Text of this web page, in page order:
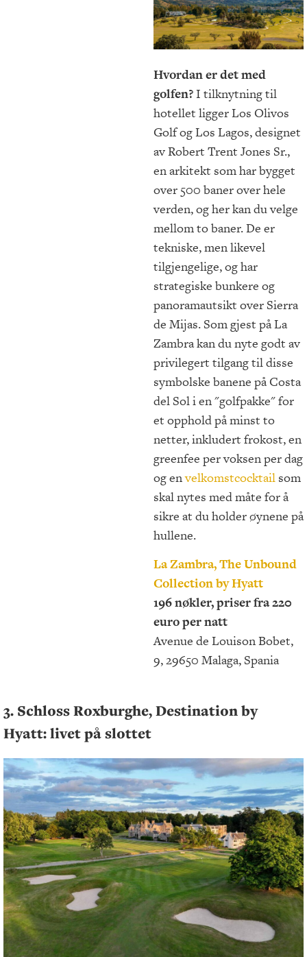
Hvordan er det med
golfen?I tilknytning til
hotellet ligger Los Olivos
Golf og Los Lagos, designet
av Robert Trent Jones Sr.,
en arkitekt som har bygget
over 500 baner over hele
verden, og her kan du velge
mellom to baner. De er
tekniske, men likevel
tilgjengelige, og har
strategiske bunkere og
panoramautsikt over Sierra
de Mijas. Som gjest på La
Zambra kan du nyte godt av
privilegert tilgang til disse
symbolske banene på Costa
del Sol i en "golfpakke" for
et opphold på minst to
netter, inkludert frokost, en
greenfee per voksen per dag
og envelkomstcocktail som
skal nytes med måte for å
sikre at du holder øynene på
hullene.
La Zambra, The Unbound
Collection by Hyatt
196 nøkler, priser fra 220
euro per natt
Avenue de Louison Bobet,
9, 29650 Malaga, Spania
3. Schloss Roxburghe, Destination by
Hyatt: livet på slottet